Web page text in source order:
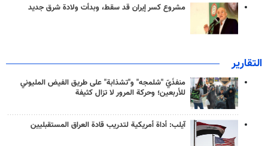
مشروع كسر إيران قد سقط، وبدأت ولادة شرق جديد
التقارير
منفذَيّ "شلمجه" و"تشذابة" على طريق الفيض المليوني
للأربعين؛ وحركة المرور لا تزال كثيفة
آيلب: أداة أمريكية لتدريب قادة العراق المستقبليين